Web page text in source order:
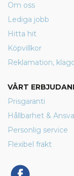
Om oss
Lediga jobb
Hitta hit
Köpvillkor
Reklamation,
VÅRT
Prisgaranti
Hållbarhet &
Personlig service
Flexibel frakt